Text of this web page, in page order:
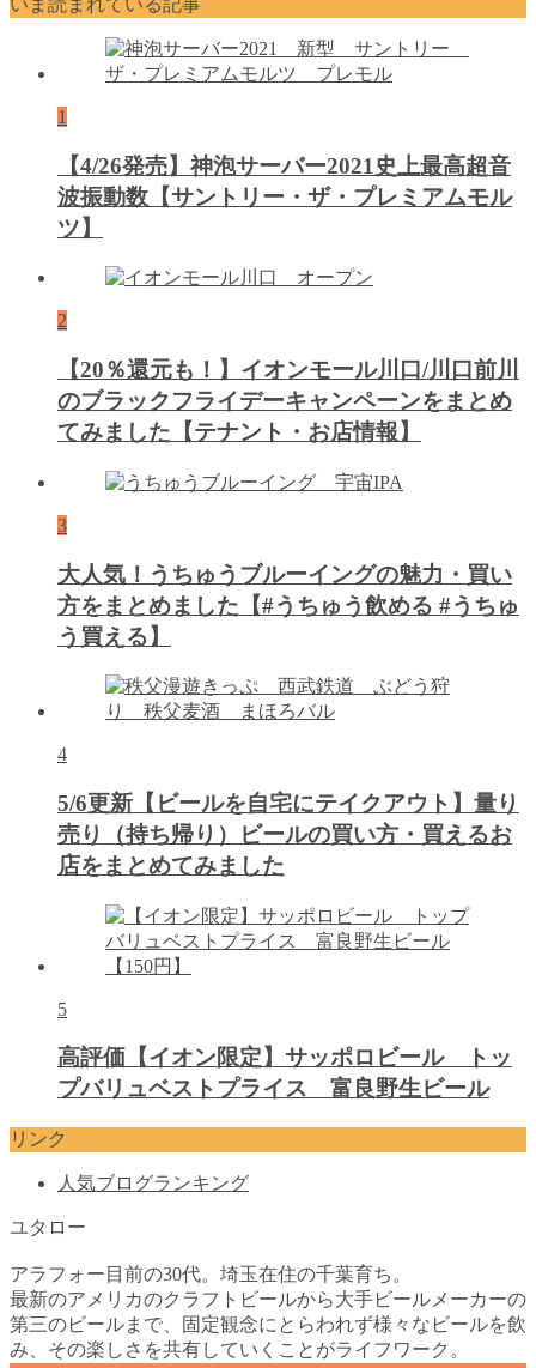
いま読まれている記事
1
【4/26発売】神泡サーバー2021史上最高超音
波振動数【サントリー・ザ・プレミアムモル
ツ】
2
【20％還元も！】イオンモール川口/川口前川
のブラックフライデーキャンペーンをまとめ
てみました【テナント・お店情報】
3
大人気！うちゅうブルーイングの魅力・買い
方をまとめました【#うちゅう飲める #うちゅ
う買える】
4
5/6更新【ビールを自宅にテイクアウト】量り
売り（持ち帰り）ビールの買い方・買えるお
店をまとめてみました
5
高評価【イオン限定】サッポロビール トッ
プバリュベストプライス 富良野生ビール
リンク
人気ブログランキング
ユタロー
アラフォー目前の30代。埼玉在住の千葉育ち。
最新のアメリカのクラフトビールから大手ビールメーカーの
第三のビールまで、固定観念にとらわれず様々なビールを飲
み、その楽しさを共有していくことがライフワーク。